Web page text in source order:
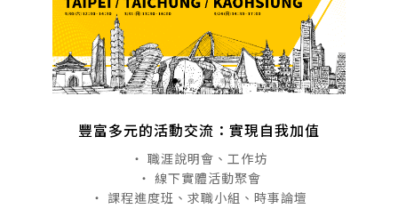
豐富多元的活動交流：實現自我加值
・ 職涯說明會、工作坊
・ 線下實體活動聚會
・ 課程進度班、求職小組、時事論壇